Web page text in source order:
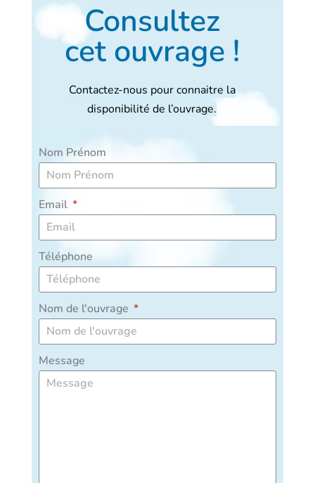
Consultez
cet ouvrage !
Contactez-nous pour connaitre la
disponibilité de l’ouvrage.
Nom Prénom
Email
Téléphone
Nom de l'ouvrage
Message